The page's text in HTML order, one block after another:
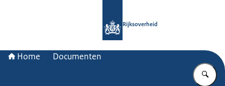
Rijksoverheid
Home Documenten